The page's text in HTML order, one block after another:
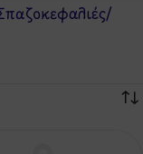
/